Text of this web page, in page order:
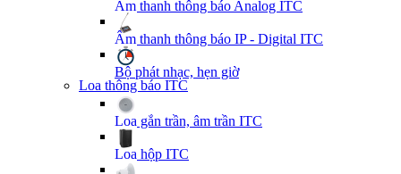
Âm thanh thông báo Analog ITC
Âm thanh thông báo IP - Digital ITC
Bộ phát nhạc, hẹn giờ
Loa thông báo ITC
Loa gắn trần, âm trần ITC
Loa hộp ITC